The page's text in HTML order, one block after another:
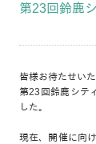
第23回鈴鹿
皆様お待たせいた
第23回鈴鹿シテ
した。
現在、開催に向